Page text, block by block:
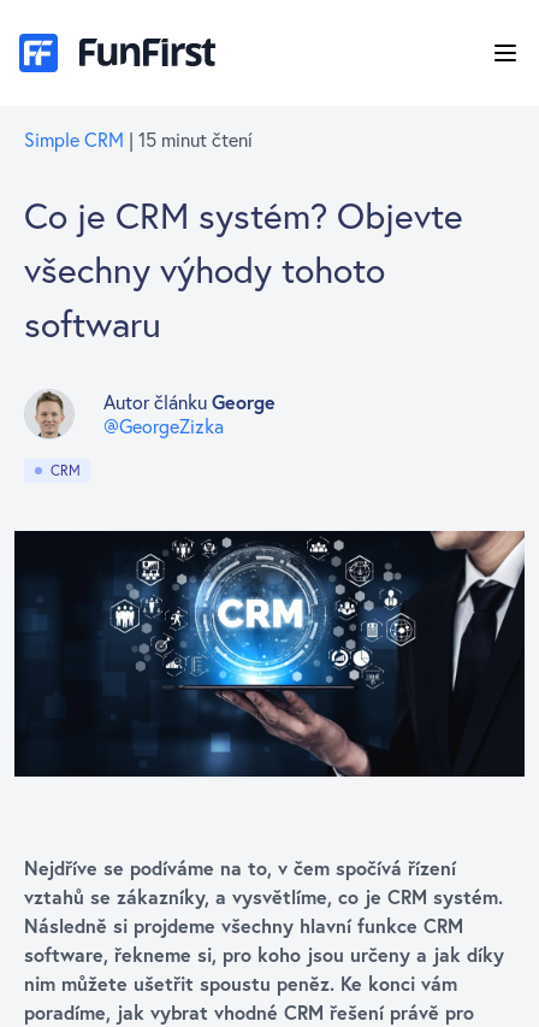
Simple CRM | 15 minut čtení
Co je CRM systém? Objevte
všechny výhody tohoto
softwaru
Autor článkuGeorge
@GeorgeZizka
CRM
Nejdříve se podíváme na to, v čem spočívá řízení
vztahů se zákazníky, a vysvětlíme, co je CRM systém.
Následně si projdeme všechny hlavní funkce CRM
software, řekneme si, pro koho jsou určeny a jak díky
nim můžete ušetřit spoustu peněz. Ke konci vám
poradíme, jak vybrat vhodné CRM řešení právě pro